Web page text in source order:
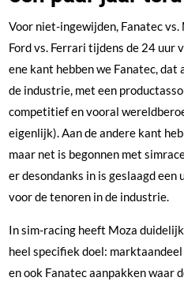
Voor niet-ingewijden, Fanatec vs.
Ford vs. Ferrari tijdens de 24 uur
ene kant hebben we Fanatec,
de industrie, met een
competitief en vooral
eigenlijk). Aan de andere kant
maar net is begonnen met
er desondanks in is geslaagd
voor de tenoren in de industrie.
In sim-racing heeft Moza
heel specifiek doel:
en ook Fanatec aanpakken waar